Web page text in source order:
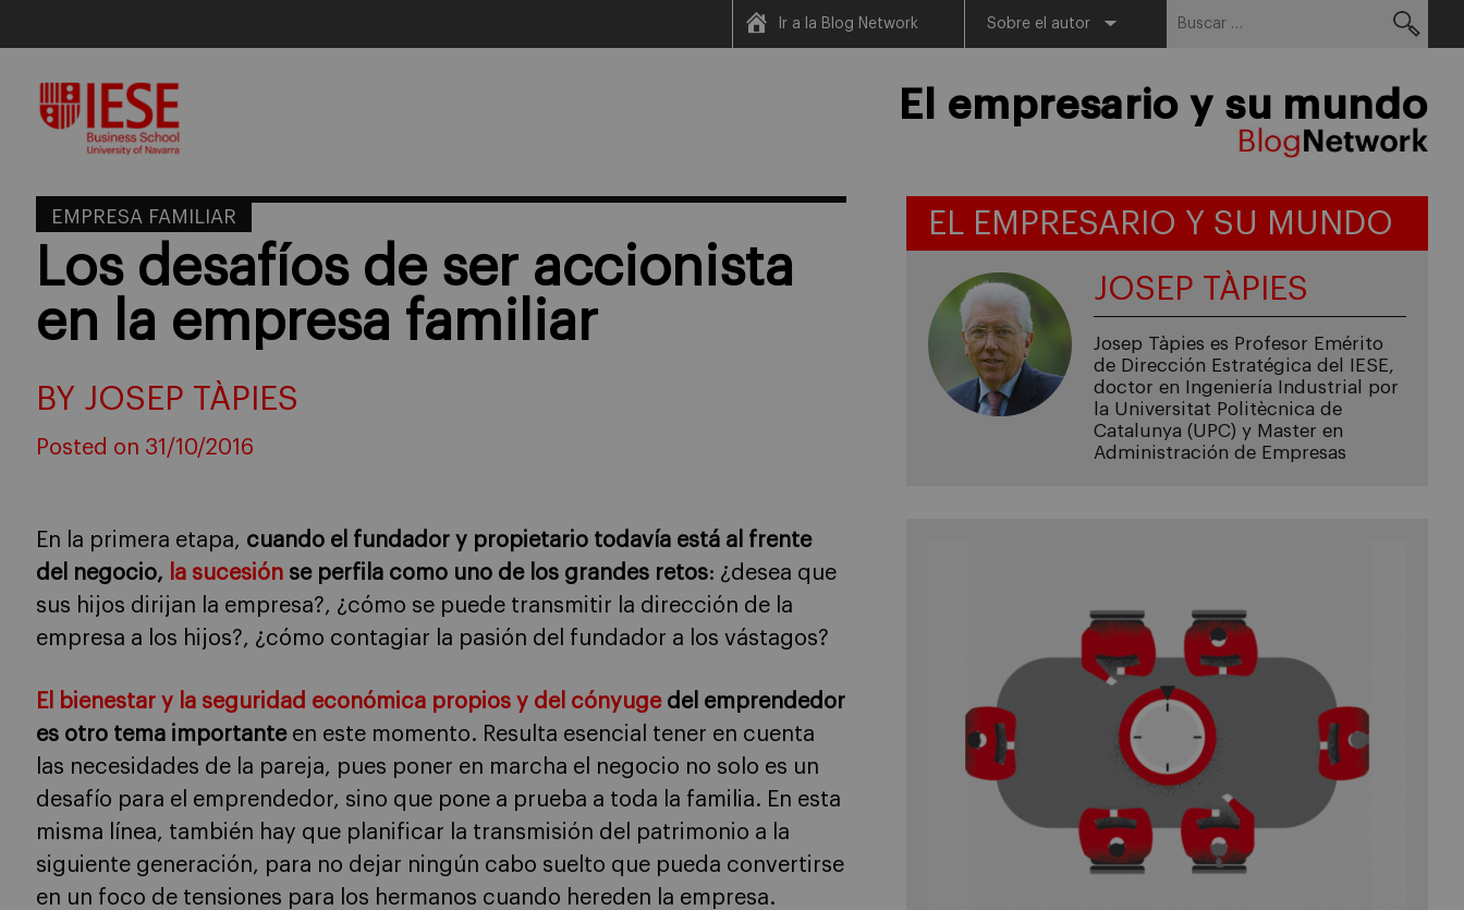
content
Ir a la Blog Network Sobre el autor
El empresario y su mundo
EMPRESA FAMILIAR
Los desafíos de ser accionista
en la empresa familiar
BY JOSEP TÀPIES
Posted on 31/10/2016
En la primera etapa, cuando el fundador y propietario todavía está al frente
del negocio, la sucesión se perfila como uno de los grandes retos: ¿desea que
sus hijos dirijan la empresa?, ¿cómo se puede transmitir la dirección de la
empresa a los hijos?, ¿cómo contagiar la pasión del fundador a los vástagos?
El bienestar y la seguridad económica propios y del cónyugedel emprendedor
es otro tema importanteen este momento. Resulta esencial tener en cuenta
las necesidades de la pareja, pues poner en marcha el negocio no solo es un
desafío para el emprendedor, sino que pone a prueba a toda la familia. En esta
misma línea, también hay que planificar la transmisión del patrimonio a la
siguiente generación, para no dejar ningún cabo suelto que pueda convertirse
en un foco de tensiones para los hermanos cuando hereden la empresa.
EL EMPRESARIO Y SU MUNDO
JOSEP TÀPIES
Josep Tàpies es Profesor Emérito
de Dirección Estratégica del IESE,
doctor en Ingeniería Industrial por
la Universitat Politècnica de
Catalunya (UPC) y Master en
Administración de Empresas